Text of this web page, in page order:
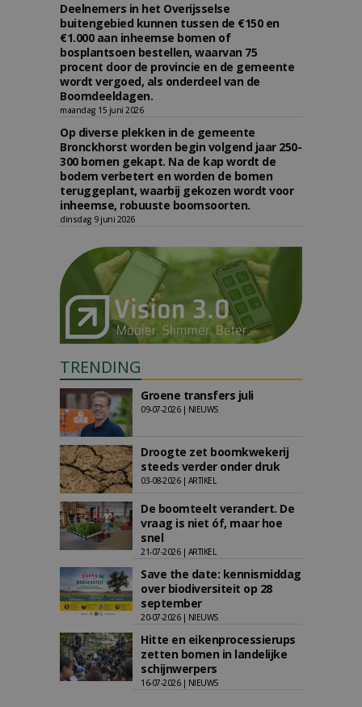
Deelnemers in het Overijsselse
buitengebied kunnen tussen de €150 en
€1.000 aan inheemse bomen of
bosplantsoen bestellen, waarvan 75
procent door de provincie en de gemeente
wordt vergoed, als onderdeel van de
Boomdeeldagen.
maandag 15 juni 2026
Op diverse plekken in de gemeente
Bronckhorst worden begin volgend jaar 250-
300 bomen gekapt. Na de kap wordt de
bodem verbetert en worden de bomen
teruggeplant, waarbij gekozen wordt voor
inheemse, robuuste boomsoorten.
dinsdag 9 juni 2026
TRENDING
Groene transfers juli
09-07-2026 | NIEUWS
Droogte zet boomkwekerij
steeds verder onder druk
03-08-2026 | ARTIKEL
De boomteelt verandert. De
vraag is niet óf, maar hoe
snel
21-07-2026 | ARTIKEL
Save the date: kennismiddag
over biodiversiteit op 28
september
20-07-2026 | NIEUWS
Hitte en eikenprocessierups
zetten bomen in landelijke
schijnwerpers
16-07-2026 | NIEUWS